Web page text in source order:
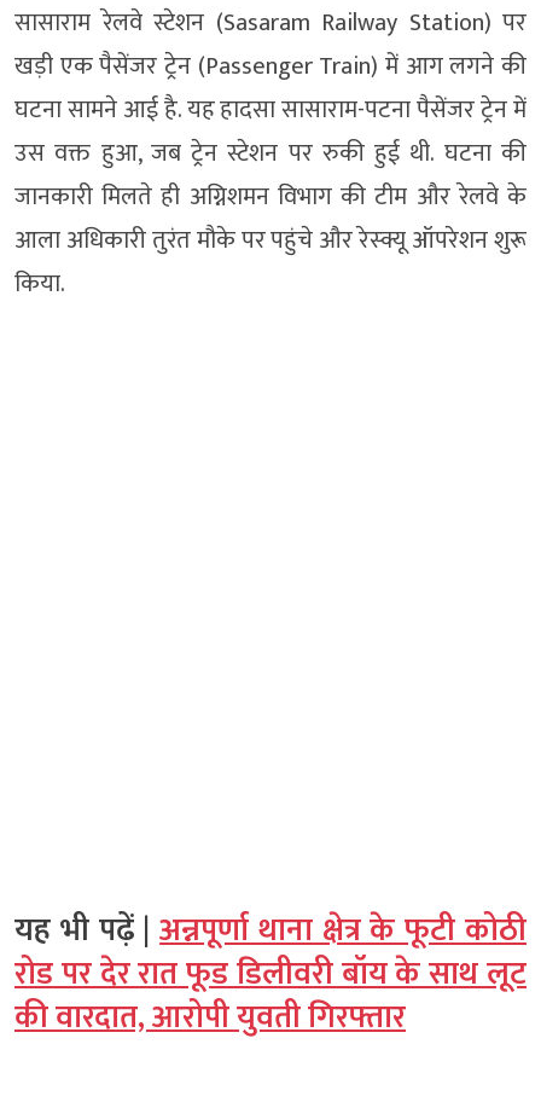
सासाराम रेलवे स्टेशन (Sasaram Railway Station) पर
खड़ी एक पैसेंजर ट्रेन (Passenger Train) में आग लगने की
घटना सामने आई है. यह हादसा सासाराम-पटना पैसेंजर ट्रेन में
उस वक्त हुआ, जब ट्रेन स्टेशन पर रुकी हुई थी. घटना की
जानकारी मिलते ही अग्निशमन विभाग की टीम और रेलवे के
आला अधिकारी तुरंत मौके पर पहुंचे और रेस्क्यू ऑपरेशन शुरू
किया.
यह भी पढ़ें |अन्नपूर्णा थाना क्षेत्र के फूटी कोठी
रोड पर देर रात फूड डिलीवरी बॉय के साथ लूट
की वारदात, आरोपी युवती गिरफ्तार